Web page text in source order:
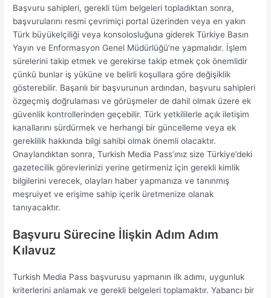
Başvuru sahipleri, gerekli tüm belgeleri topladıktan sonra,
başvurularını resmi çevrimiçi portal üzerinden veya en yakın
Türk büyükelçiliği veya konsolosluğuna giderek Türkiye Basın
Yayın ve Enformasyon Genel Müdürlüğü’ne yapmalıdır. İşlem
sürelerini takip etmek ve gerekirse takip etmek çok önemlidir
çünkü bunlar iş yüküne ve belirli koşullara göre değişiklik
gösterebilir. Başarılı bir başvurunun ardından, başvuru sahipleri
özgeçmiş doğrulaması ve görüşmeler de dahil olmak üzere ek
güvenlik kontrollerinden geçebilir. Türk yetkililerle açık iletişim
kanallarını sürdürmek ve herhangi bir güncelleme veya ek
gereklilik hakkında bilgi sahibi olmak önemli olacaktır.
Onaylandıktan sonra, Turkish Media Pass’ınız size Türkiye’deki
gazetecilik görevlerinizi yerine getirmeniz için gerekli kimlik
bilgilerini verecek, olayları haber yapmanıza ve tanınmış
meşruiyet ve erişime sahip içerik üretmenize olanak
tanıyacaktır.
Başvuru Sürecine İlişkin Adım Adım
Kılavuz
Turkish Media Pass başvurusu yapmanın ilk adımı, uygunluk
kriterlerini anlamak ve gerekli belgeleri toplamaktır. Yabancı bir